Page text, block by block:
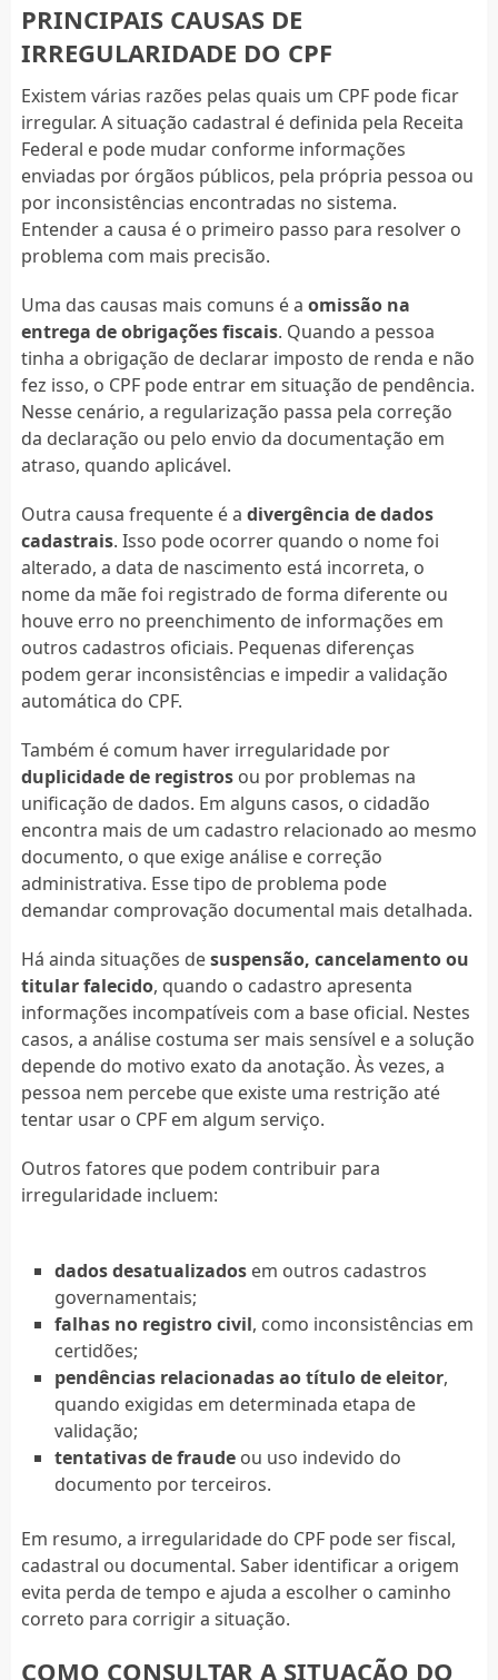
PRINCIPAIS CAUSAS DE
IRREGULARIDADE DO CPF
Existem várias razões pelas quais um CPF pode ficar
irregular. A situação cadastral é definida pela Receita
Federal e pode mudar conforme informações
enviadas por órgãos públicos, pela própria pessoa ou
por inconsistências encontradas no sistema.
Entender a causa é o primeiro passo para resolver o
problema com mais precisão.
Uma das causas mais comuns é a omissão na
entrega de obrigações fiscais. Quando a pessoa
tinha a obrigação de declarar imposto de renda e não
fez isso, o CPF pode entrar em situação de pendência.
Nesse cenário, a regularização passa pela correção
da declaração ou pelo envio da documentação em
atraso, quando aplicável.
Outra causa frequente é a divergência de dados
cadastrais. Isso pode ocorrer quando o nome foi
alterado, a data de nascimento está incorreta, o
nome da mãe foi registrado de forma diferente ou
houve erro no preenchimento de informações em
outros cadastros oficiais. Pequenas diferenças
podem gerar inconsistências e impedir a validação
automática do CPF.
Também é comum haver irregularidade por
duplicidade de registrosou por problemas na
unificação de dados. Em alguns casos, o cidadão
encontra mais de um cadastro relacionado ao mesmo
documento, o que exige análise e correção
administrativa. Esse tipo de problema pode
demandar comprovação documental mais detalhada.
Há ainda situações desuspensão, cancelamento ou
titular falecido, quando o cadastro apresenta
informações incompatíveis com a base oficial. Nestes
casos, a análise costuma ser mais sensível e a solução
depende do motivo exato da anotação. Às vezes, a
pessoa nem percebe que existe uma restrição até
tentar usar o CPF em algum serviço.
Outros fatores que podem contribuir para
irregularidade incluem:
dados desatualizadosem outros cadastros
governamentais;
falhas no registro civil, como inconsistências em
certidões;
pendências relacionadas ao título de eleitor,
quando exigidas em determinada etapa de
validação;
tentativas de fraudeou uso indevido do
documento por terceiros.
Em resumo, a irregularidade do CPF pode ser fiscal,
cadastral ou documental. Saber identificar a origem
evita perda de tempo e ajuda a escolher o caminho
correto para corrigir a situação.
COMO CONSULTAR A SITUAÇÃO DO